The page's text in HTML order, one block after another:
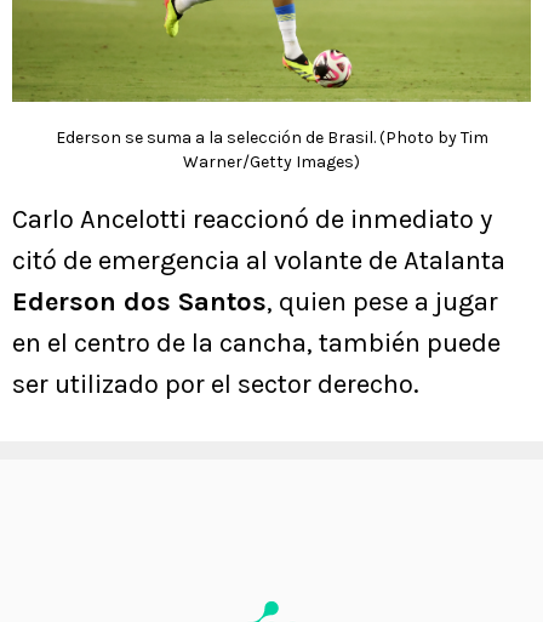
Ederson se suma a la selección de Brasil. (Photo by Tim
Warner/Getty Images)
Carlo Ancelotti reaccionó de inmediato y
citó de emergencia al volante de Atalanta
Ederson dos Santos, quien pese a jugar
en el centro de la cancha, también puede
ser utilizado por el sector derecho.